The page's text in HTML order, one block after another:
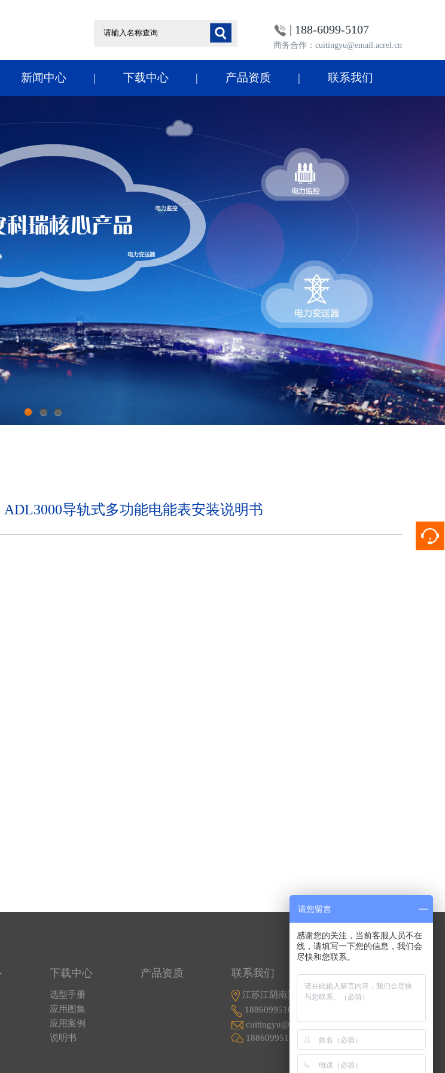
| 188-6099-5107
商务合作：cuitingyu@email.acrel.cn
新闻中心 下载中心 产品资质 联系我们
ADL3000导轨式多功能电能表安装说明书
下载中心
选型手册
应用图集
应用案例
说明书
产品资质 联系我们
江苏江阴南闸东盟工业园东盟路5号
18860995107
cuitingyu@email.acrel.cn
18860995107
请您留言
感谢您的关注，当前客服人员不在
线，请填写一下您的信息，我们会
尽快和您联系。